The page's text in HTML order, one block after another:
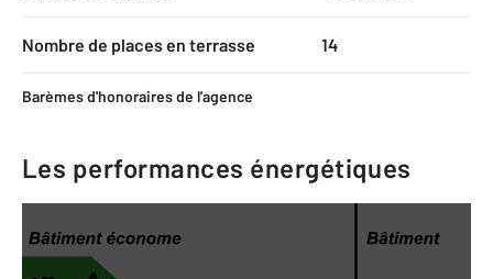
Nombre de places en terrasse 14
Barèmes d'honoraires de l'agence
Les performances énergétiques